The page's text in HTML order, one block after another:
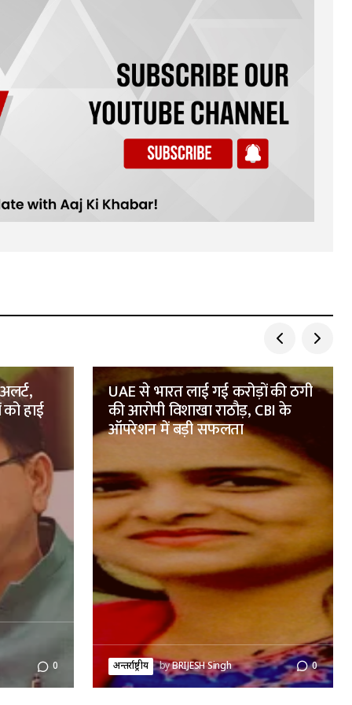
हाई
0
UAE से भारत लाई गई करोड़ों की ठगी
की आरोपी विशाखा राठौड़, CBI के
ऑपरेशन में बड़ी सफलता
अन्तर्राष्ट्रीय byBRIJESH Singh 0